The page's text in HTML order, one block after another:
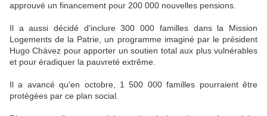
approuvé un financement pour 200 000 nouvelles pensions.
Il a aussi décidé d'inclure 300 000 familles dans la Mission
Logements de la Patrie, un programme imaginé par le président
Hugo Chávez pour apporter un soutien total aux plus vulnérables
et pour éradiquer la pauvreté extrême.
Il a avancé qu'en octobre, 1 500 000 familles pourraient être
protégées par ce plan social.